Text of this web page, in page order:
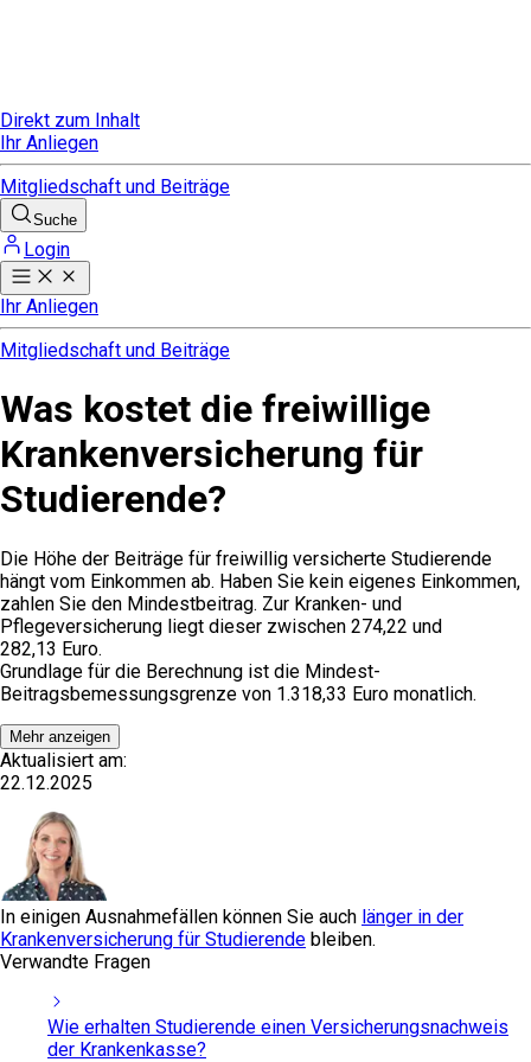
Direkt zum Inhalt
Ihr Anliegen
Mitgliedschaft und Beiträge
Suche
Login
Ihr Anliegen
Mitgliedschaft und Beiträge
Was kostet die freiwillige
Krankenversicherung für
Studierende?
Die Höhe der Beiträge für freiwillig versicherte Studierende
hängt vom Einkommen ab. Haben Sie kein eigenes Einkommen,
zahlen Sie den Mindestbeitrag. Zur Kranken- und
Pflegeversicherung liegt dieser zwischen 274,22 und
282,13 Euro.
Grundlage für die Berechnung ist die Mindest-
Beitragsbemessungsgrenze von 1.318,33 Euro monatlich.
Mehr anzeigen
Aktualisiert am:
22.12.2025
In einigen Ausnahmefällen können Sie auch länger in der
Krankenversicherung für Studierende bleiben.
Verwandte Fragen
Wie erhalten Studierende einen Versicherungsnachweis
der Krankenkasse?